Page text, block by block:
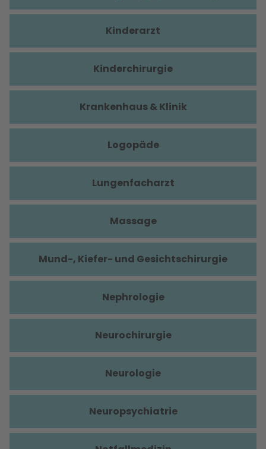
Kinderarzt
Kinderchirurgie
Krankenhaus & Klinik
Logopäde
Lungenfacharzt
Massage
Mund-, Kiefer- und Gesichtschirurgie
Nephrologie
Neurochirurgie
Neurologie
Neuropsychiatrie